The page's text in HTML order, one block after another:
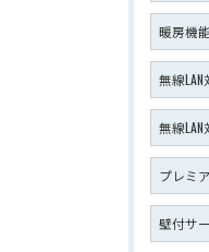
暖房機
無線
無線
プレミ
壁付サ